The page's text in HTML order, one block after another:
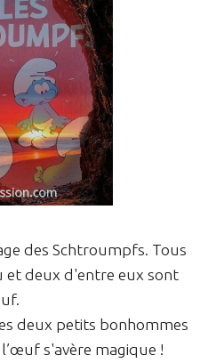
des Schtroumpfs. Tous
et deux d'entre eux sont
deux petits bonhommes
s'avère magique !